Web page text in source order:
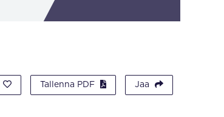
Tallenna PDF Jaa